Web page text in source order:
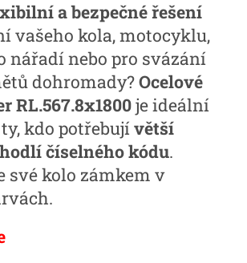
a bezpečné řešení
vašeho kola, motocyklu,
nářadí nebo pro svázání
dohromady?Ocelové
RL.567.8x1800je ideální
kdo potřebujívětší
číselného kódu.
své kolo zámkem v